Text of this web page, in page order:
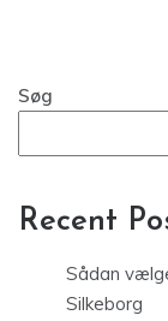
Søg
Recent
Sådan
Silkeborg